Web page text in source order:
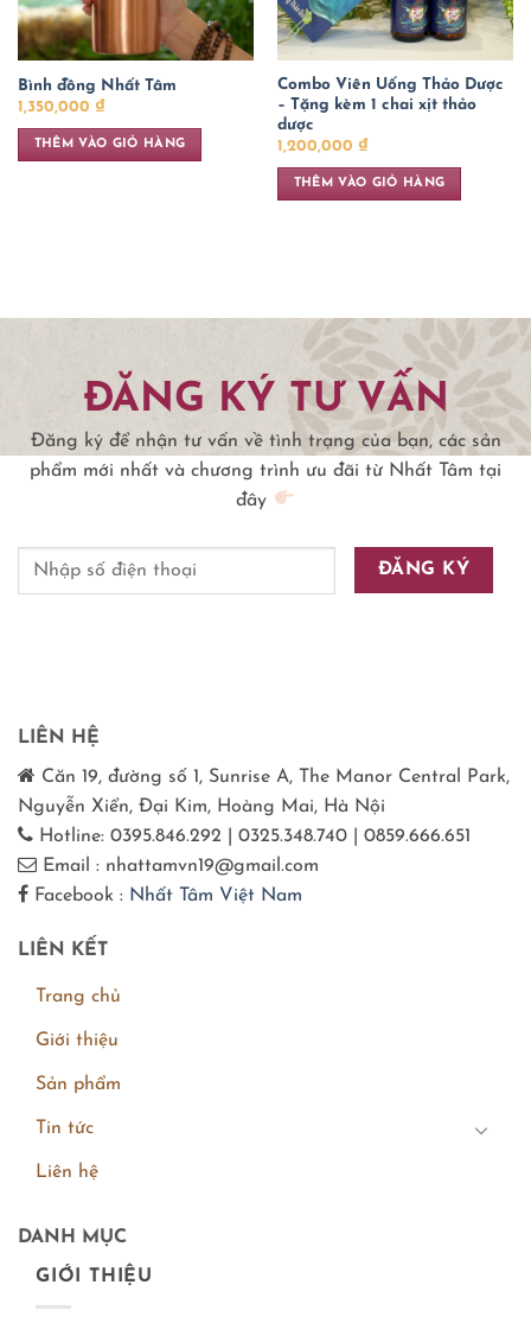
Bình đồng Nhất Tâm
1,350,000 ₫
THÊM VÀO GIỎ HÀNG
Combo Viên Uống Thảo Dược
– Tặng kèm 1 chai xịt thảo
dược
1,200,000 ₫
THÊM VÀO GIỎ HÀNG
ĐĂNG KÝ TƯ VẤN
Đăng ký để nhận tư vấn về tình trạng của bạn, các sản
phẩm mới nhất và chương trình ưu đãi từ Nhất Tâm tại
đây
LIÊN HỆ
Căn 19, đường số 1, Sunrise A, The Manor Central Park,
Nguyễn Xiển, Đại Kim, Hoàng Mai, Hà Nội
Hotline: 0395.846.292 | 0325.348.740 | 0859.666.651
Email : nhattamvn19@gmail.com
Facebook : Nhất Tâm Việt Nam
LIÊN KẾT
Trang chủ
Giới thiệu
Sản phẩm
Tin tức
Liên hệ
DANH MỤC
GIỚI THIỆU